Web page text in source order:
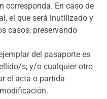
corresponda. En caso de
el que será inutilizado y
casos, preservando
del pasaporte es
s; y/o cualquier otro
el acta o partida